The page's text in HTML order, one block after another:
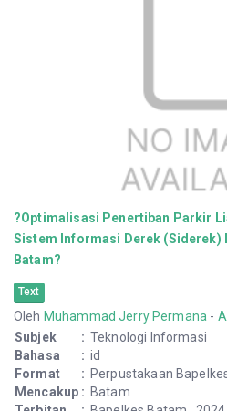
?Optimalisasi Penertiban Parkir
Sistem Informasi Derek (Siderek)
Batam?
Text
Oleh Muhammad Jerry Permana -
Subjek
: Teknologi Informasi
Bahasa
: id
Format
: Perpustakaan
Mencakup : Batam